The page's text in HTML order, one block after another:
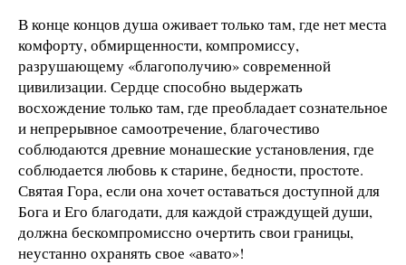
В конце концов душа оживает только там, где нет места
комфорту, обмирщенности, компромиссу,
разрушающему «благополучию» современной
цивилизации. Сердце способно выдержать
восхождение только там, где преобладает сознательное
и непрерывное самоотречение, благочестиво
соблюдаются древние монашеские установления, где
соблюдается любовь к старине, бедности, простоте.
Святая Гора, если она хочет оставаться доступной для
Бога и Его благодати, для каждой страждущей души,
должна бескомпромиссно очертить свои границы,
неустанно охранять свое «авато»!